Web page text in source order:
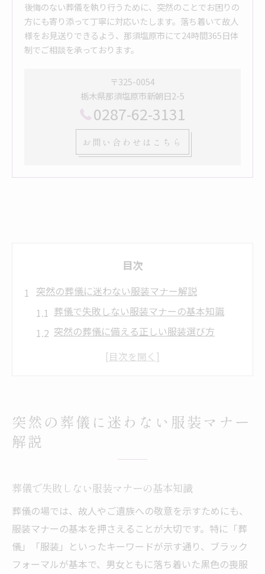
後悔のない葬儀を執り行うために、突然のことでお困りの
方にも寄り添って丁寧に対応いたします。落ち着いて故人
様をお見送りできるよう、那須塩原市にて24時間365日体
制でご相談を承っております。
〒325-0054
栃木県那須塩原市新朝日2-5
0287-62-3131
お問い合わせはこちら
目次
突然の葬儀に迷わない服装マナー解説
葬儀で失敗しない服装マナーの基本知識
突然の葬儀に備える正しい服装選び方
葬儀で慌てないための持ち物と準備のポイ
次に知っておきたい女性の葬儀服装の選び
葬儀にふさわしい女性の服装と色選びのコ
ツ
女性の葬儀服装とストッキングの正しい選
び方
葬儀でのアクセサリー着用時の注意点
突然の葬儀に迷わない服装マナー
解説
葬儀で失敗しない服装マナーの基本知識
葬儀の場では、故人やご遺族への敬意を示すためにも、
服装マナーの基本を押さえることが大切です。特に「葬
儀」「服装」といったキーワードが示す通り、ブラック
フォーマルが基本で、男女ともに落ち着いた黒色の喪服